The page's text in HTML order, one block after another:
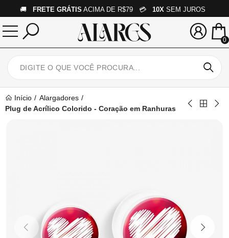
🚚 FRETE GRÁTIS ACIMA DE R$79 💳 10X SEM JUROS
0
Início
Alargadores
Plug de Acrílico Colorido - Coração em Ranhuras